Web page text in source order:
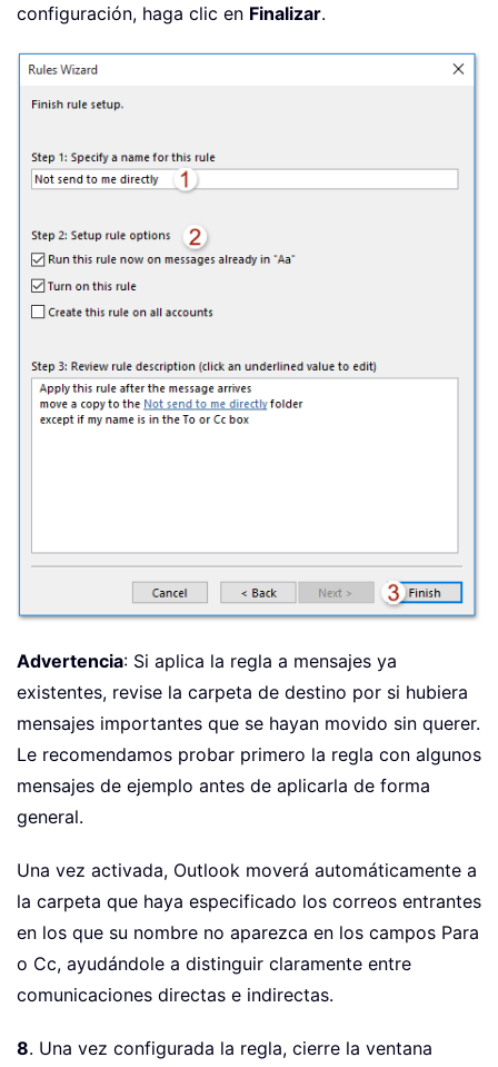
configuración, haga clic en Finalizar.
Advertencia: Si aplica la regla a mensajes ya
existentes, revise la carpeta de destino por si hubiera
mensajes importantes que se hayan movido sin querer.
Le recomendamos probar primero la regla con algunos
mensajes de ejemplo antes de aplicarla de forma
general.
Una vez activada, Outlook moverá automáticamente a
la carpeta que haya especificado los correos entrantes
en los que su nombre no aparezca en los campos Para
o Cc, ayudándole a distinguir claramente entre
comunicaciones directas e indirectas.
8. Una vez configurada la regla, cierre la ventana